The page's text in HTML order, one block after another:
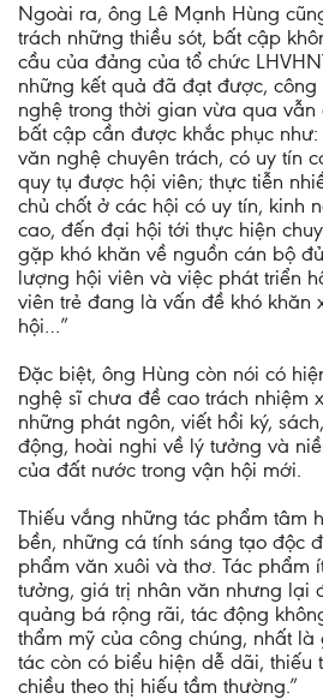
Ngoài ra, ông Lê Mạnh Hùng
trách những thiều sót, bất cập
cầu của đảng của tổ chức
những kết quả đã đạt được, công
nghệ trong thời gian vừa qua vẫn
bất cập cần được khắc phục
văn nghệ chuyên trách, có uy tín
quy tụ được hội viên; thực tiễn
chủ chốt ở các hội có uy tín, kinh
cao, đến đại hội tới thực hiện
gặp khó khăn về nguồn cán bộ
lượng hội viên và việc phát triển
viên trẻ đang là vấn đề khó khăn
hội…”
Đặc biệt, ông Hùng còn nói có
nghệ sĩ chưa đề cao trách nhiệm
những phát ngôn, viết hồi ký,
động, hoài nghi về lý tưởng và
của đất nước trong vận hội mới.
Thiếu vắng những tác phẩm tâm
bền, những cá tính sáng tạo độc
phẩm văn xuôi và thơ. Tác phẩm
tưởng, giá trị nhân văn nhưng lại
quảng bá rộng rãi, tác động
thẩm mỹ của công chúng, nhất là
tác còn có biểu hiện dễ dãi, thiếu
chiều theo thị hiếu tầm thường.”